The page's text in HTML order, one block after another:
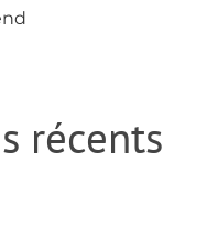
récents